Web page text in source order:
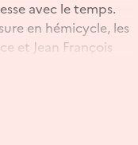
avec le temps.
en hémicycle, les
et Jean François
: fenêtres,
et de faire